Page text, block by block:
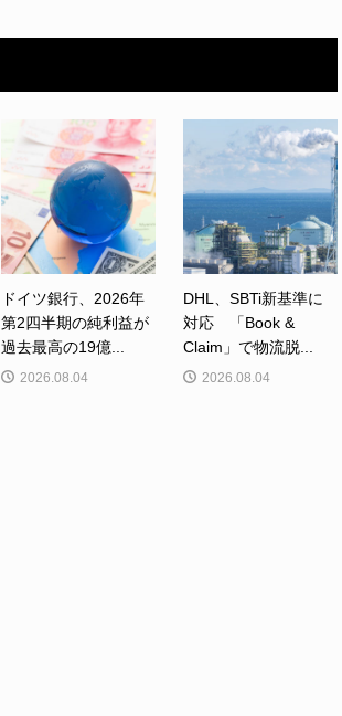
ドイツ銀行、2026年
第2四半期の純利益が
過去最高の19億...
2026.08.04
DHL、SBTi新基準に
対応 「Book &
Claim」で物流脱...
2026.08.04